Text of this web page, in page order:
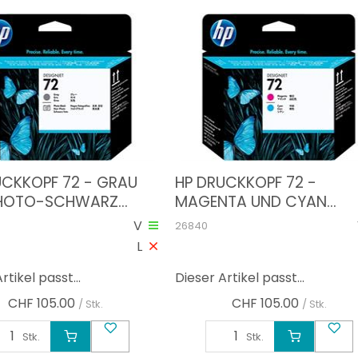
72 - GRAU
SCHWARZ
V
L
passt...
CHF 105.00 / Stk.
Stk.
HP DRUCKKOPF 72 -
MAGENTA UND CYAN
(C9383A)
26840
Dieser Artikel passt...
CHF 105.00 / Stk.
Stk.